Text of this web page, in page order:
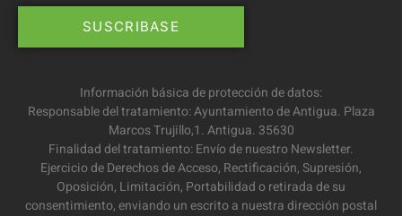
Información básica de protección de datos:
Responsable del tratamiento: Ayuntamiento de Antigua. Plaza
Marcos Trujillo,1. Antigua. 35630
Finalidad del tratamiento: Envío de nuestro Newsletter.
Ejercicio de Derechos de Acceso, Rectificación, Supresión,
Oposición, Limitación, Portabilidad o retirada de su
consentimiento, enviando un escrito a nuestra dirección postal